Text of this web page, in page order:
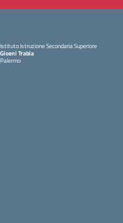
Istituto Istruzione Secondaria Superiore
Gioeni Trabia
Palermo